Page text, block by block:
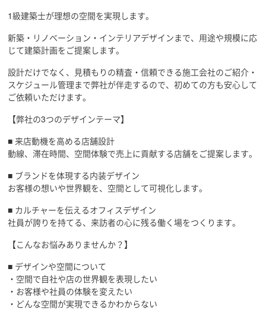
1級建築士が理想の空間を実現します。
新築・リノベーション・インテリアデザインまで、用途や規模に応
じて建築計画をご提案します。
設計だけでなく、見積もりの精査・信頼できる施工会社のご紹介・
スケジュール管理まで弊社が伴走するので、初めての方も安心して
ご依頼いただけます。
【弊社の3つのデザインテーマ】
■ 来店動機を高める店舗設計
動線、滞在時間、空間体験で売上に貢献する店舗をご提案します。
■ ブランドを体現する内装デザイン
お客様の想いや世界観を、空間として可視化します。
■ カルチャーを伝えるオフィスデザイン
社員が誇りを持てる、来訪者の心に残る働く場をつくります。
【こんなお悩みありませんか？】
■ デザインや空間について
・空間で自社や店の世界観を表現したい
・お客様や社員の体験を変えたい
・どんな空間が実現できるかわからない